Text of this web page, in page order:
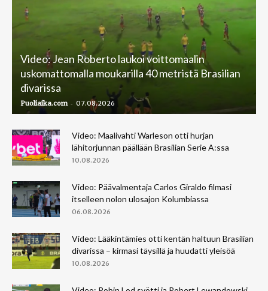
Video: Jean Roberto laukoi voittomaalin
uskomattomalla moukarilla 40 metristä Brasilian
divarissa
Puoliaika.com - 07.08.2026
Video: Maalivahti Warleson otti hurjan
lähitorjunnan päällään Brasilian Serie A:ssa
10.08.2026
Video: Päävalmentaja Carlos Giraldo filmasi
itselleen nolon ulosajon Kolumbiassa
06.08.2026
Video: Lääkintämies otti kentän haltuun Brasilian
divarissa – kirmasi täysillä ja huudatti yleisöä
10.08.2026